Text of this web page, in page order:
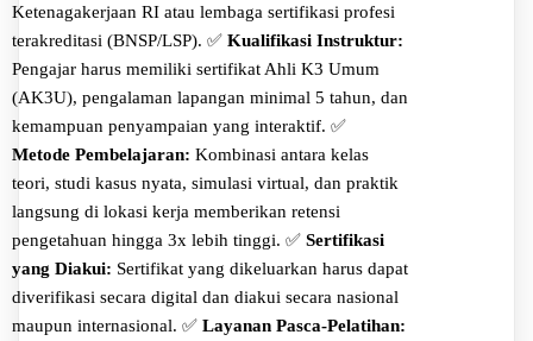
Ketenagakerjaan RI atau lembaga sertifikasi profesi
terakreditasi (BNSP/LSP). ✅ Kualifikasi Instruktur:
Pengajar harus memiliki sertifikat Ahli K3 Umum
(AK3U), pengalaman lapangan minimal 5 tahun, dan
kemampuan penyampaian yang interaktif. ✅
Metode Pembelajaran: Kombinasi antara kelas
teori, studi kasus nyata, simulasi virtual, dan praktik
langsung di lokasi kerja memberikan retensi
pengetahuan hingga 3x lebih tinggi. ✅ Sertifikasi
yang Diakui: Sertifikat yang dikeluarkan harus dapat
diverifikasi secara digital dan diakui secara nasional
maupun internasional. ✅ Layanan Pasca-Pelatihan: